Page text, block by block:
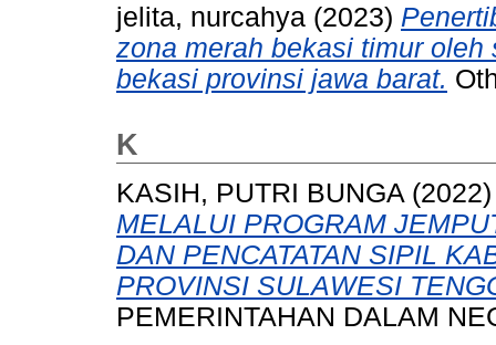
jelita, nurcahya (2023)
zona merah bekasi timur
bekasi provinsi jawa barat.
K
KASIH, PUTRI BUNGA
MELALUI PROGRAM
DAN PENCATATAN SIPIL
PROVINSI SULAWESI
PEMERINTAHAN DALAM